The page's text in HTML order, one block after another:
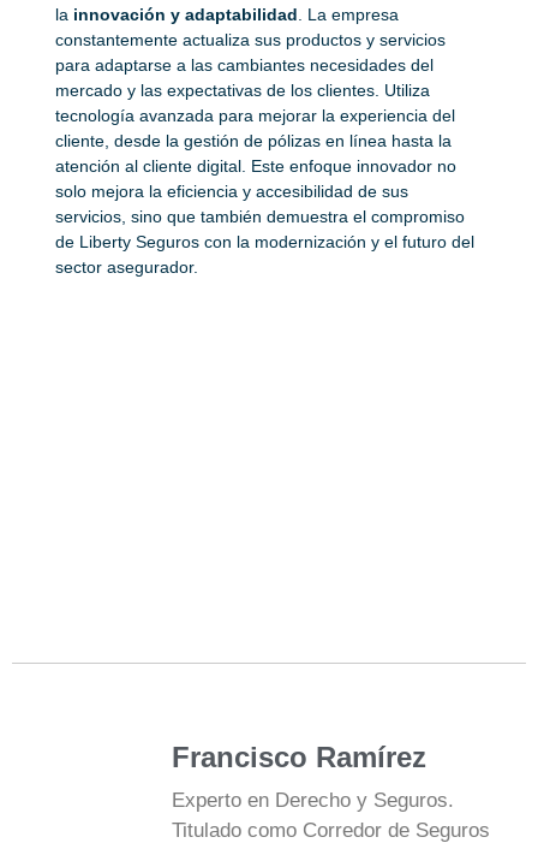
la innovación y adaptabilidad . La empresa
constantemente actualiza sus productos y servicios
para adaptarse a las cambiantes necesidades del
mercado y las expectativas de los clientes. Utiliza
tecnología avanzada para mejorar la experiencia del
cliente, desde la gestión de pólizas en línea hasta la
atención al cliente digital. Este enfoque innovador no
solo mejora la eficiencia y accesibilidad de sus
servicios, sino que también demuestra el compromiso
de Liberty Seguros con la modernización y el futuro del
sector asegurador.
Francisco Ramírez
Experto en Derecho y Seguros.
Titulado como Corredor de Seguros